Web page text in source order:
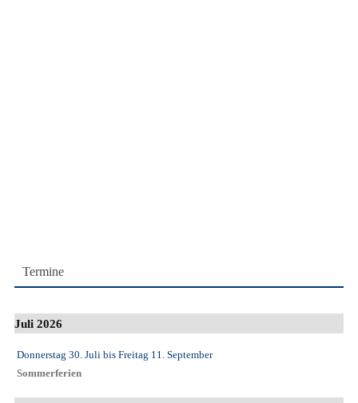
Termine
Juli 2026
Donnerstag 30. Juli bis Freitag 11. September
Sommerferien